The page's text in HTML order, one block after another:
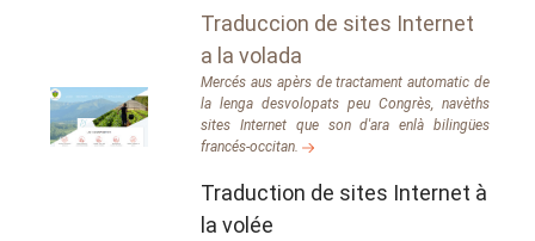
Traduccion de sites Internet
a la volada
Mercés aus apèrs de tractament automatic de
la lenga desvolopats peu Congrès, navèths
sites Internet que son d'ara enlà bilingües
francés-occitan.
Traduction de sites Internet à
la volée